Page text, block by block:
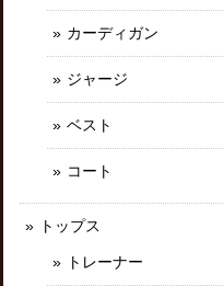
カーディガン
ジャージ
ベスト
コート
トップス
トレーナー